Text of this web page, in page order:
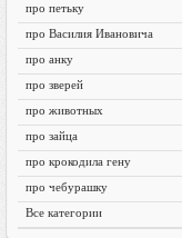
про петьку
про Василия Ивановича
про анку
про зверей
про животных
про зайца
про крокодила гену
про чебурашку
Все категории